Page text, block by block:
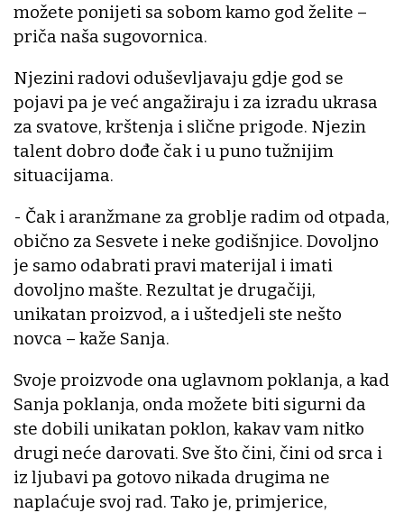
možete ponijeti sa sobom kamo god želite –
priča naša sugovornica.
Njezini radovi oduševljavaju gdje god se
pojavi pa je već angažiraju i za izradu ukrasa
za svatove, krštenja i slične prigode. Njezin
talent dobro dođe čak i u puno tužnijim
situacijama.
- Čak i aranžmane za groblje radim od otpada,
obično za Sesvete i neke godišnjice. Dovoljno
je samo odabrati pravi materijal i imati
dovoljno mašte. Rezultat je drugačiji,
unikatan proizvod, a i uštedjeli ste nešto
novca – kaže Sanja.
Svoje proizvode ona uglavnom poklanja, a kad
Sanja poklanja, onda možete biti sigurni da
ste dobili unikatan poklon, kakav vam nitko
drugi neće darovati. Sve što čini, čini od srca i
iz ljubavi pa gotovo nikada drugima ne
naplaćuje svoj rad. Tako je, primjerice,